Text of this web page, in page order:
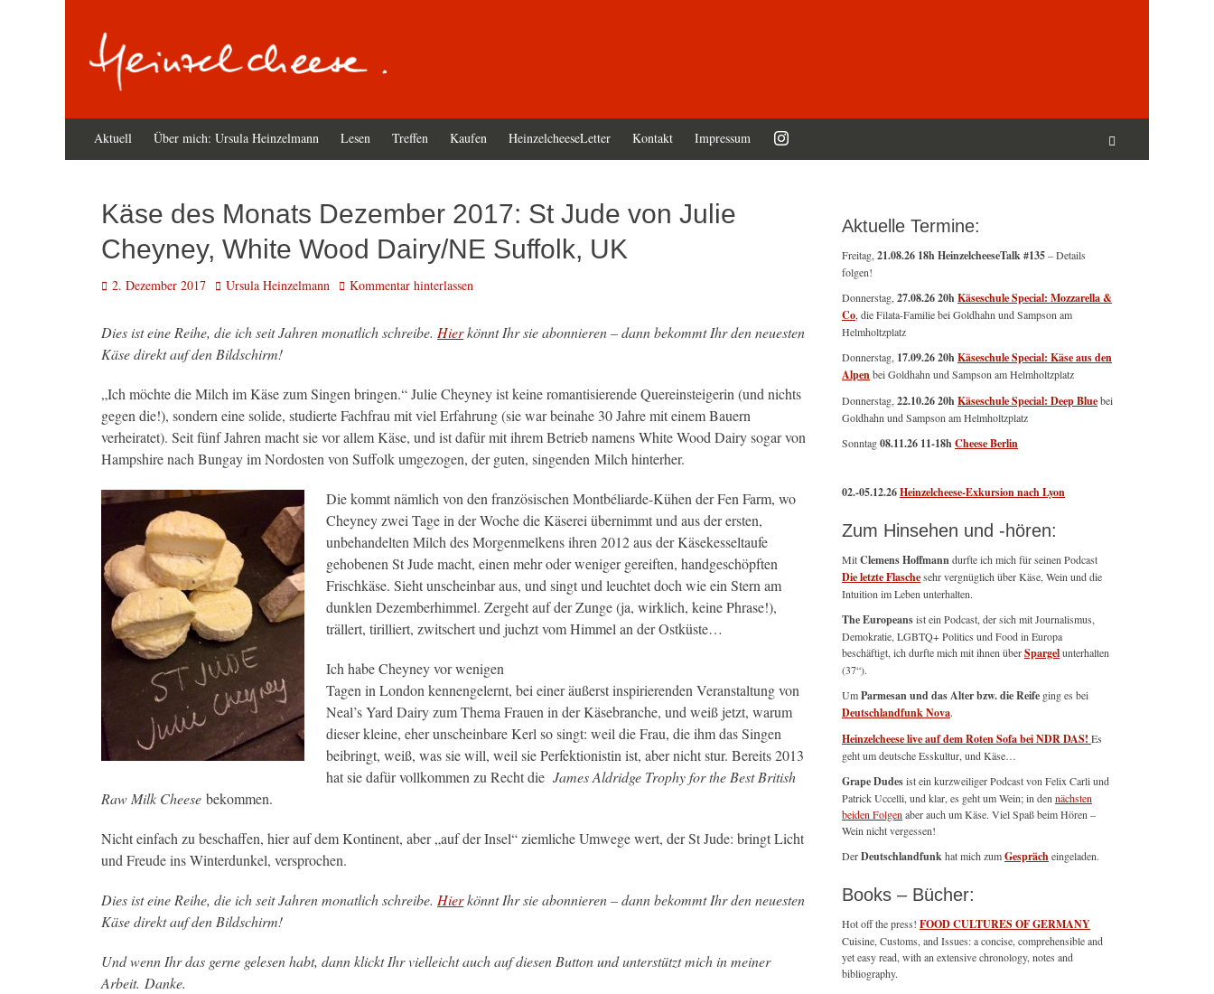
Primäres
Menü
Aktuell Über mich: Ursula Heinzelmann Lesen Treffen Kaufen HeinzelcheeseLetter Kontakt Impressum
Käse des Monats Dezember 2017: St Jude von Julie
Cheyney, White Wood Dairy/NE Suffolk, UK
Veröffentlicht
2. Dezember 2017 Autor
Ursula Heinzelmann Kommentar hinterlassen
Dies ist eine Reihe, die ich seit Jahren monatlich schreibe. Hierkönnt Ihr sie abonnieren – dann bekommt Ihr den neuesten
Käse direkt auf den Bildschirm!
„Ich möchte die Milch im Käse zum Singen bringen.“ Julie Cheyney ist keine romantisierende Quereinsteigerin (und nichts
gegen die!), sondern eine solide, studierte Fachfrau mit viel Erfahrung (sie war beinahe 30 Jahre mit einem Bauern
verheiratet). Seit fünf Jahren macht sie vor allem Käse, und ist dafür mit ihrem Betrieb namens White Wood Dairy sogar von
Hampshire nach Bungay im Nordosten von Suffolk umgezogen, der guten, singenden Milch hinterher.
Die kommt nämlich von den französischen Montbéliarde-Kühen der Fen Farm, wo
Cheyney zwei Tage in der Woche die Käserei übernimmt und aus der ersten,
unbehandelten Milch des Morgenmelkens ihren 2012 aus der Käsekesseltaufe
gehobenen St Jude macht, einen mehr oder weniger gereiften, handgeschöpften
Frischkäse. Sieht unscheinbar aus, und singt und leuchtet doch wie ein Stern am
dunklen Dezemberhimmel. Zergeht auf der Zunge (ja, wirklich, keine Phrase!),
trällert, tirilliert, zwitschert und juchzt vom Himmel an der Ostküste…
Ich habe Cheyney vor wenigen
Tagen in London kennengelernt, bei einer äußerst inspirierenden Veranstaltung von
Neal’s Yard Dairy zum Thema Frauen in der Käsebranche, und weiß jetzt, warum
dieser kleine, eher unscheinbare Kerl so singt: weil die Frau, die ihm das Singen
beibringt, weiß, was sie will, weil sie Perfektionistin ist, aber nicht stur. Bereits 2013
hat sie dafür vollkommen zu Recht die James Aldridge Trophy for the Best British
Raw Milk Cheese bekommen.
Nicht einfach zu beschaffen, hier auf dem Kontinent, aber „auf der Insel“ ziemliche Umwege wert, der St Jude: bringt Licht
und Freude ins Winterdunkel, versprochen.
Dies ist eine Reihe, die ich seit Jahren monatlich schreibe. Hierkönnt Ihr sie abonnieren – dann bekommt Ihr den neuesten
Käse direkt auf den Bildschirm!
Und wenn Ihr das gerne gelesen habt, dann klickt Ihr vielleicht auch auf diesen Button und unterstützt mich in meiner
Arbeit. Danke.
Aktuelle Termine:
Freitag, 21.08.26 18h HeinzelcheeseTalk #135– Details
folgen!
Donnerstag, 27.08.26 20hKäseschule Special: Mozzarella &
Co , die Filata-Familie bei Goldhahn und Sampson am
Helmholtzplatz
Donnerstag, 17.09.26 20hKäseschule Special: Käse aus den
Alpenbei Goldhahn und Sampson am Helmholtzplatz
Donnerstag, 22.10.26 20hKäseschule Special: Deep Bluebei
Goldhahn und Sampson am Helmholtzplatz
Sonntag08.11.26 11-18hCheese Berlin
02.-05.12.26Heinzelcheese-Exkursion nach Lyon
Zum Hinsehen und -hören:
MitClemens Hoffmanndurfte ich mich für seinen Podcast
Die letzte Flaschesehr vergnüglich über Käse, Wein und die
Intuition im Leben unterhalten.
The Europeansist ein Podcast, der sich mit Journalismus,
Demokratie, LGBTQ+ Politics und Food in Europa
beschäftigt, ich durfte mich mit ihnen überSpargelunterhalten
(37“).
UmParmesan und das Alter bzw. die Reife ging es bei
Deutschlandfunk Nova.
Heinzelcheese live auf dem Roten Sofa bei NDR DAS! Es
geht um deutsche Esskultur, und Käse…
Grape Dudesist ein kurzweiliger Podcast von Felix Carli und
Patrick Uccelli, und klar, es geht um Wein; in den nächsten
beiden Folgen aber auch um Käse. Viel Spaß beim Hören –
Wein nicht vergessen!
DerDeutschlandfunkhat mich zumGesprächeingeladen.
Books – Bücher:
Hot off the press! FOOD CULTURES OF GERMANY
Cuisine, Customs, and Issues: a concise, comprehensible and
yet easy read, with an extensive chronology, notes and
bibliography.